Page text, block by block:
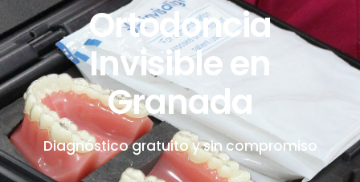
Ortodoncia
Invisible en
Granada
Diagnóstico gratuito y sin compromiso